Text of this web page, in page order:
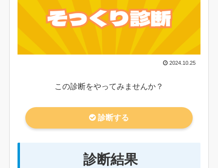
2024.10.25
この診断をやってみませんか？
診断する
診断結果